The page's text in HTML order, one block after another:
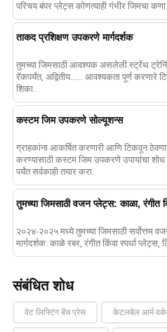
परिचय बंपर प्लेट्स कोणत्याही गंभीर जिमचा
ताकद प्रशिक्षण उपकरणे मार्गदर्शक
तुमच्या जिमसाठी आवश्यक असलेली स्ट्रेंथ
रॅकपर्यंत, अद्वितीय...... आवश्यकता पूर्ण करणारे
शिका.
कस्टम जिम उपकरणे सोल्यूशन्स
ग्राहकांना आकर्षित करणारी आणि टिकवून
करण्यासाठी कस्टम जिम उपकरणे उपायांचा शोध
पर्यंत सर्वकाही तयार करा.
तुमच्या जिमसाठी वजन प्लेट्स: काळा, रंगीत
२०२४-२०२५ मध्ये तुमच्या जिमसाठी सर्वोत्तम
मार्गदर्शक: काळे रबर, रंगीत किंवा स्पर्धा प्लेट्स,
संबंधित शोध
वेट लिफ्टिंग बेंच प्रेस केटलबेल आर्म